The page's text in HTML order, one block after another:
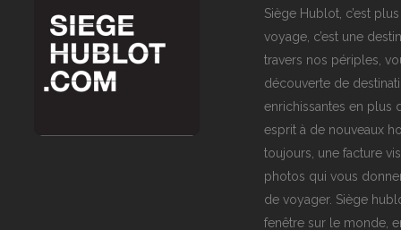
Siège Hublot, c’est
voyage, c’est une
travers nos périples,
découverte de
enrichissantes en plus
esprit à de nouveaux
toujours, une facture
photos qui vous
de voyager. Siège
fenêtre sur le monde,